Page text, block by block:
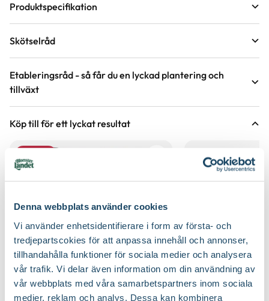
Denna webbplats använder cookies
Vi använder enhetsidentifierare i form av första- och
tredjepartscokies för att anpassa innehåll och annonser,
tillhandahålla funktioner för sociala medier och analysera
vår trafik. Vi delar även information om din användning av
vår webbplats med våra samarbetspartners inom sociala
medier, reklam och analys. Dessa kan kombinera
Produktspecifikation
Krukstorlek
Höjd på trädgårdsväxter
Växtsätt
Blomfärg Orange, Röd, Aprikos
Blomningstid Juni, Juli
Säve Plantskola
Ursprung Kulturursprung
Art nr 112943
Skötselråd
Läge Sol till halvskugga
Vad betyder övervintringsförmåga?
Jordmån De flesta jordar, Fuktig jord
Näring
Beskärningstid
Speciell tålighet Blöt jord
Etableringsråd - så får du en lyckad plantering och
tillväxt
torra perioder.
Håll rabatten fri från ogräs för att underlätta etablering.
Gödsla inte nyplanterade rabatter första året, följande år efter
Köp till för ett lyckat resultat